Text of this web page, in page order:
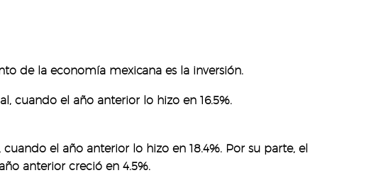
de la economía mexicana es la inversión.
cuando el año anterior lo hizo en 16.5%.
el año anterior lo hizo en 18.4%. Por su parte, el
anterior creció en 4.5%.